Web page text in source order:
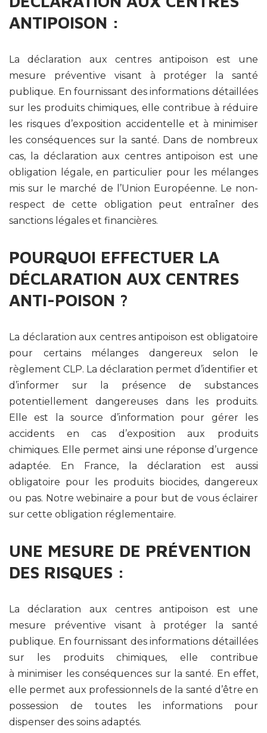
ANTIPOISON :
La déclaration aux centres antipoison est une
mesure préventive visant à protéger la santé
publique. En fournissant des informations détaillées
sur les produits chimiques, elle contribue à réduire
les risques d’exposition accidentelle et à minimiser
les conséquences sur la santé. Dans de nombreux
cas, la déclaration aux centres antipoison est une
obligation légale, en particulier pour les mélanges
mis sur le marché de l’Union Européenne. Le non-
respect de cette obligation peut entraîner des
sanctions légales et financières.
POURQUOI EFFECTUER LA
DÉCLARATION AUX CENTRES
ANTI-POISON ?
La déclaration aux centres antipoison est obligatoire
pour certains mélanges dangereux selon le
règlement CLP. La déclaration permet d’identifier et
d’informer sur la présence de substances
potentiellement dangereuses dans les produits.
Elle est la source d’information pour gérer les
accidents en cas d’exposition aux produits
chimiques. Elle permet ainsi une réponse d’urgence
adaptée. En France, la déclaration est aussi
obligatoire pour les produits biocides, dangereux
ou pas. Notre webinaire a pour but de vous éclairer
sur cette obligation réglementaire.
UNE MESURE DE PRÉVENTION
DES RISQUES :
La déclaration aux centres antipoison est une
mesure préventive visant à protéger la santé
publique. En fournissant des informations détaillées
sur les produits chimiques, elle contribue
à minimiser les conséquences sur la santé. En effet,
elle permet aux professionnels de la santé d’être en
possession de toutes les informations pour
dispenser des soins adaptés.